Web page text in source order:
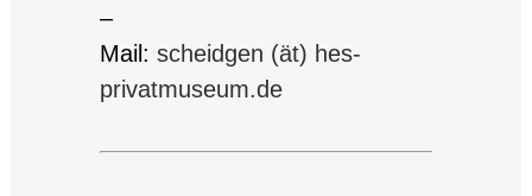
–
Mail: scheidgen (ät) hes-
privatmuseum.de